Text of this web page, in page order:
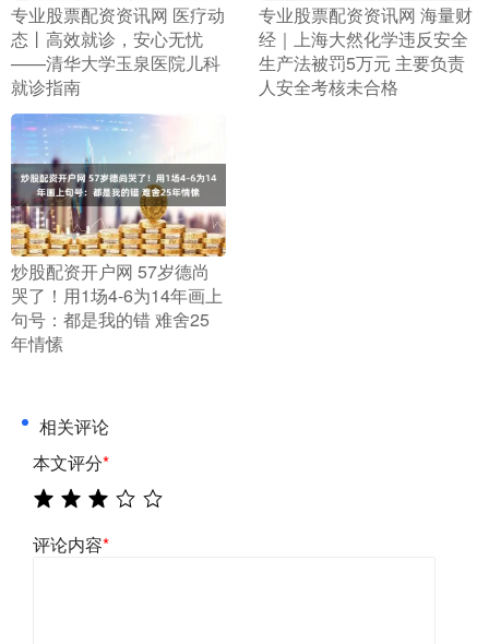
​专业股票配资资讯网 医疗动
态丨高效就诊，安心无忧
——清华大学玉泉医院儿科
就诊指南
​专业股票配资资讯网 海量财
经｜上海大然化学违反安全
生产法被罚5万元 主要负责
人安全考核未合格
​炒股配资开户网 57岁德尚
哭了！用1场4-6为14年画上
句号：都是我的错 难舍25
年情愫
相关评论
本文评分*
评论内容*